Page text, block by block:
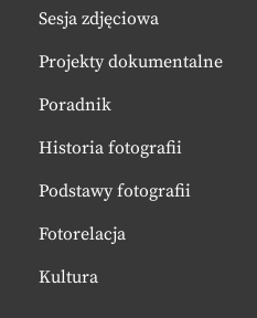
Sesja zdjęciowa
Projekty dokumentalne
Poradnik
Historia fotografii
Podstawy fotografii
Fotorelacja
Kultura